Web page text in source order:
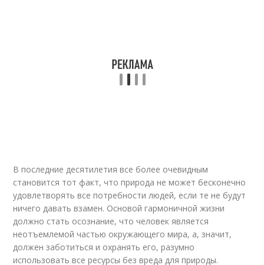
В последние десятилетия все более очевидным
становится тот факт, что природа не может бесконечно
удовлетворять все потребности людей, если те не будут
ничего давать взамен. Основой гармоничной жизни
должно стать осознание, что человек является
неотъемлемой частью окружающего мира, а, значит,
должен заботиться и охранять его, разумно
использовать все ресурсы без вреда для природы.